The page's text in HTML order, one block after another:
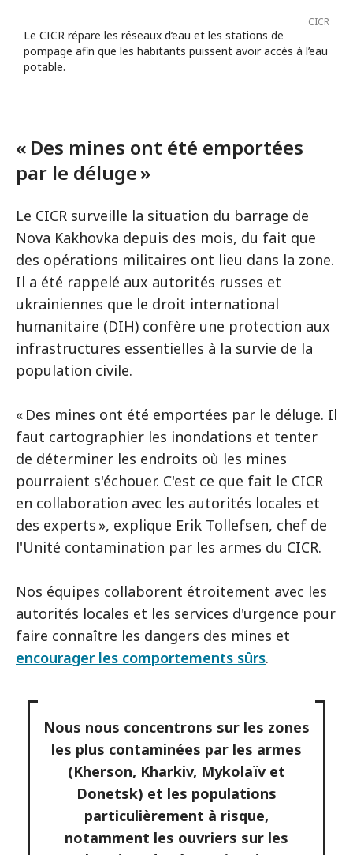
CICR
Le CICR répare les réseaux d’eau et les stations de
pompage afin que les habitants puissent avoir accès à l’eau
potable.
« Des mines ont été emportées
par le déluge »
Le CICR surveille la situation du barrage de
Nova Kakhovka depuis des mois, du fait que
des opérations militaires ont lieu dans la zone.
Il a été rappelé aux autorités russes et
ukrainiennes que le droit international
humanitaire (DIH) confère une protection aux
infrastructures essentielles à la survie de la
population civile.
« Des mines ont été emportées par le déluge. Il
faut cartographier les inondations et tenter
de déterminer les endroits où les mines
pourraient s'échouer. C'est ce que fait le CICR
en collaboration avec les autorités locales et
des experts », explique Erik Tollefsen, chef de
l'Unité contamination par les armes du CICR.
Nos équipes collaborent étroitement avec les
autorités locales et les services d'urgence pour
faire connaître les dangers des mines et
encourager les comportements sûrs.
Nous nous concentrons sur les zones
les plus contaminées par les armes
(Kherson, Kharkiv, Mykolaïv et
Donetsk) et les populations
particulièrement à risque,
notamment les ouvriers sur les